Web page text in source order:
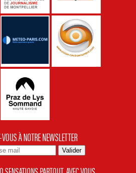
À NOTRE NEWSLETTER